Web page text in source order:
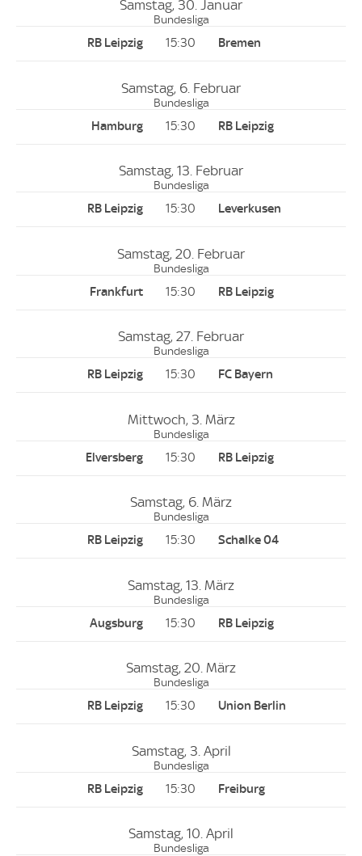
Samstag, 30. Januar
Bundesliga
15:30
Samstag, 6. Februar
Bundesliga
15:30
Samstag, 13. Februar
Bundesliga
15:30
Samstag, 20. Februar
Bundesliga
15:30
Samstag, 27. Februar
Bundesliga
15:30
Mittwoch, 3. März
Bundesliga
15:30
Samstag, 6. März
Bundesliga
15:30
Samstag, 13. März
Bundesliga
15:30
Samstag, 20. März
Bundesliga
15:30
Samstag, 3. April
Bundesliga
15:30
Samstag, 10. April
Bundesliga